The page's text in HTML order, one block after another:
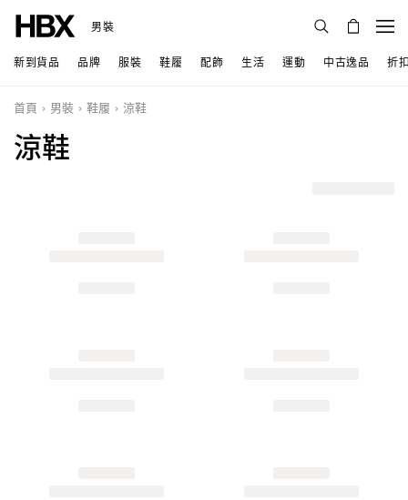
男裝
新到貨品 品牌 服裝 鞋履 配飾 生活 運動 中古逸品 折
首頁 男裝 鞋履 涼鞋
涼鞋